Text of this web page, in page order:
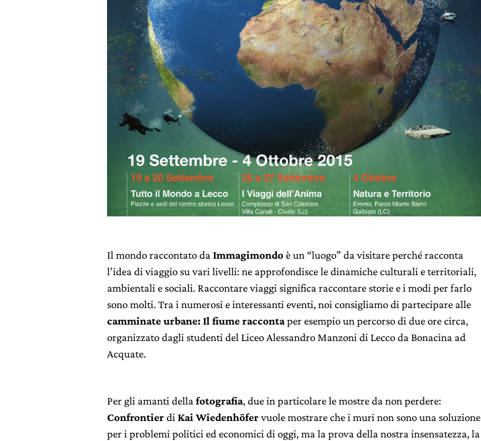
Il mondo raccontato daImmagimondoè un “luogo” da visitare perché racconta
l’idea di viaggio su vari livelli: ne approfondisce le dinamiche culturali e territoriali,
ambientali e sociali. Raccontare viaggi significa raccontare storie e i modi per farlo
sono molti. Tra i numerosi e interessanti eventi, noi consigliamo di partecipare alle
camminate urbane: Il fiume raccontaper esempioun percorso di due ore circa,
organizzato dagli studenti del Liceo Alessandro Manzoni di Lecco da Bonacina ad
Acquate.
Per gli amanti dellafotografia, due in particolare le mostre da non perdere:
ConfrontierdiKai Wiedenhöfervuole mostrare che i muri non sono una soluzione
per i problemi politici ed economici di oggi, ma la prova della nostra insensatezza, la